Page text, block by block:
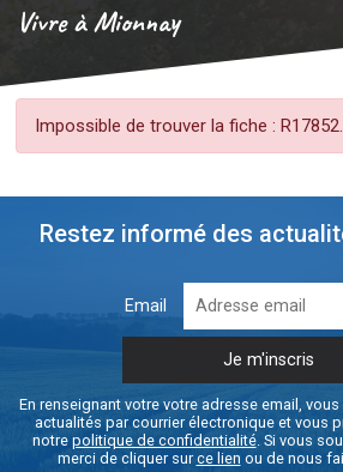
Vivre à Mionnay
Impossible de trouver la fiche :
Restez informé des
Email
En renseignant votre votre adresse email,
actualités par courrier électronique et vous
notre politique de confidentialité. Si vous
merci de cliquer surce lien ou de nous